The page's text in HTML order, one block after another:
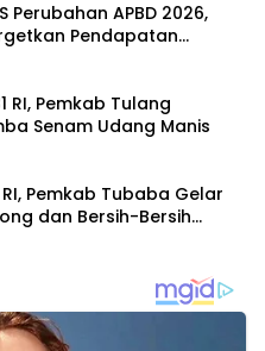
Perubahan APBD 2026,
Pendapatan
RI, Pemkab Tulang
Senam Udang Manis
Pemkab Tubaba Gelar
dan Bersih-Bersih